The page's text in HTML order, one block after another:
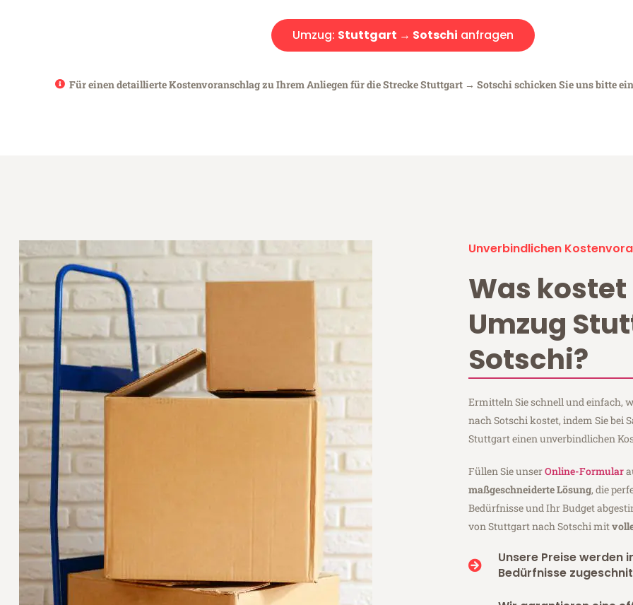
Umzug: Stuttgart → Sotschi anfragen
Für einen detaillierte Kostenvoranschlag zu Ihrem Anliegen für die Strecke Stuttgart → Sotschi schicken Sie uns bitte
Unverbindlichen
Was kostet
Umzug
Sotschi?
Ermitteln Sie schnell und einfach,
nach Sotschi kostet, indem Sie bei
Stuttgart einen unverbindlichen
Füllen Sie unserOnline-Formular
maßgeschneiderte Lösung, die
Bedürfnisse und Ihr Budget
von Stuttgart nach Sotschi mit
Unsere Preise werden
Bedürfnisse